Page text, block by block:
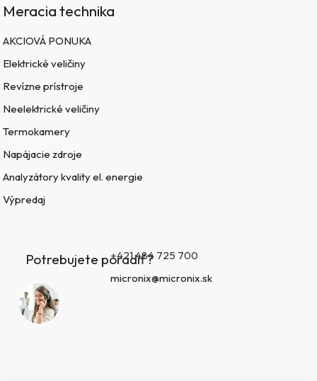
Meracia technika
AKCIOVÁ PONUKA
Elektrické veličiny
Revízne prístroje
Neelektrické veličiny
Termokamery
Napájacie zdroje
Analyzátory kvality el. energie
Výpredaj
Potrebujete poradiť?+421 484 725 700
micronix@micronix.sk